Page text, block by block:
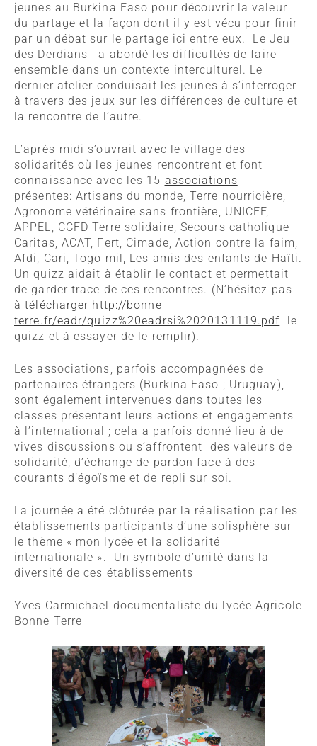
jeunes au Burkina Faso pour découvrir la valeur
du partage et la façon dont il y est vécu pour finir
par un débat sur le partage ici entre eux. Le Jeu
des Derdians a abordé les difficultés de faire
ensemble dans un contexte interculturel. Le
dernier atelier conduisait les jeunes à s’interroger
à travers des jeux sur les différences de culture et
la rencontre de l’autre.
L’après-midi s’ouvrait avec le village des
solidarités où les jeunes rencontrent et font
connaissance avec les 15 associations
présentes: Artisans du monde, Terre nourricière,
Agronome vétérinaire sans frontière, UNICEF,
APPEL, CCFD Terre solidaire, Secours catholique
Caritas, ACAT, Fert, Cimade, Action contre la faim,
Afdi, Cari, Togo mil, Les amis des enfants de Haïti.
Un quizz aidait à établir le contact et permettait
de garder trace de ces rencontres. (N’hésitez pas
àtélécharger http://bonne-
terre.fr/eadr/quizz%20eadrsi%2020131119.pdf le
quizz et à essayer de le remplir).
Les associations, parfois accompagnées de
partenaires étrangers (Burkina Faso ; Uruguay),
sont également intervenues dans toutes les
classes présentant leurs actions et engagements
à l’international ; cela a parfois donné lieu à de
vives discussions ou s’affrontent des valeurs de
solidarité, d’échange de pardon face à des
courants d’égoïsme et de repli sur soi.
La journée a été clôturée par la réalisation par les
établissements participants d’une solisphère sur
le thème « mon lycée et la solidarité
internationale ». Un symbole d’unité dans la
diversité de ces établissements
Yves Carmichael
documentaliste du lycée Agricole
Bonne Terre